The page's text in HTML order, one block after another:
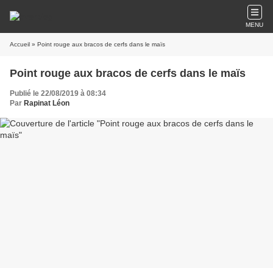
MENU
Accueil » Point rouge aux bracos de cerfs dans le maïs
Point rouge aux bracos de cerfs dans le maïs
Publié le 22/08/2019 à 08:34
Par Rapinat Léon